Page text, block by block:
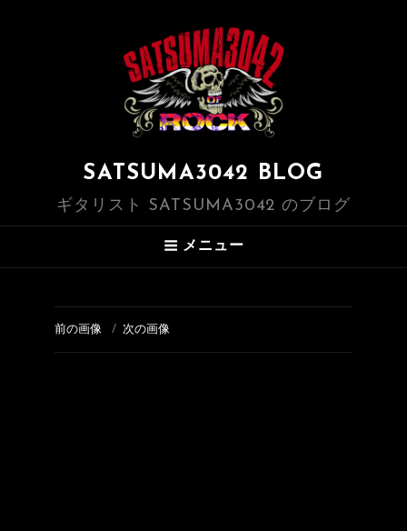
SATSUMA3042 BLOG
ギタリスト SATSUMA3042 のブログ
メニュー
前の画像 次の画像